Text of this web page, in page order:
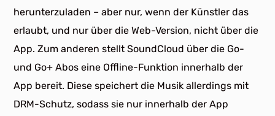
herunterzuladen – aber nur, wenn der Künstler das
erlaubt, und nur über die Web-Version, nicht über die
App. Zum anderen stellt SoundCloud über die Go-
und Go+ Abos eine Offline-Funktion innerhalb der
App bereit. Diese speichert die Musik allerdings mit
DRM-Schutz, sodass sie nur innerhalb der App